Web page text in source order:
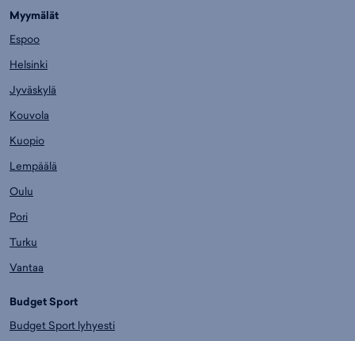
Myymälät
Espoo
Helsinki
Jyväskylä
Kouvola
Kuopio
Lempäälä
Oulu
Pori
Turku
Vantaa
Budget Sport
Budget Sport lyhyesti